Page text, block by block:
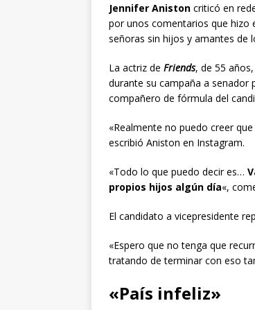
Jennifer Aniston criticó en
por unos comentarios que hizo
señoras sin hijos y amantes de
La actriz de Friends, de 55
durante su campaña a senador
compañero de fórmula del
«Realmente no puedo creer
escribió Aniston en Instagram.
«Todo lo que puedo decir es…
propios hijos algún día«,
El candidato a vicepresidente
«Espero que no tenga que
tratando de terminar con eso
«País infeliz»